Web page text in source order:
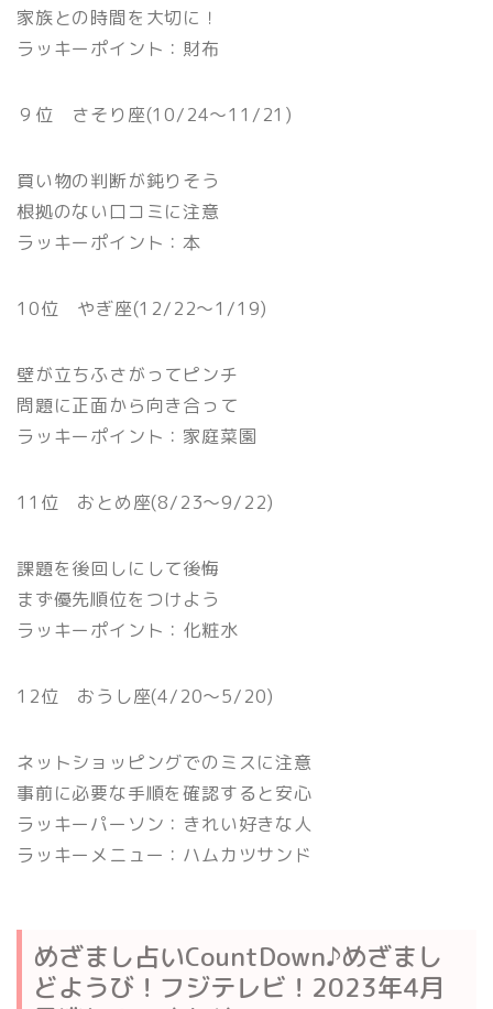
家族との時間を大切に！
ラッキーポイント：財布
９位 さそり座(10/24〜11/21)
買い物の判断が鈍りそう
根拠のない口コミに注意
ラッキーポイント：本
10位 やぎ座(12/22〜1/19)
壁が立ちふさがってピンチ
問題に正面から向き合って
ラッキーポイント：家庭菜園
11位 おとめ座(8/23〜9/22)
課題を後回しにして後悔
まず優先順位をつけよう
ラッキーポイント：化粧水
12位 おうし座(4/20〜5/20)
ネットショッピングでのミスに注意
事前に必要な手順を確認すると安心
ラッキーパーソン：きれい好きな人
ラッキーメニュー：ハムカツサンド
めざまし占いCountDown♪めざまし
どようび！フジテレビ！2023年4月